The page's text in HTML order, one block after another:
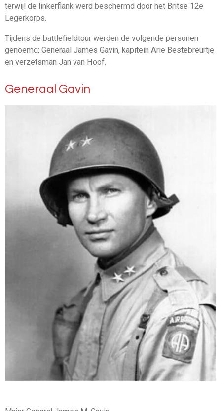
terwijl de linkerflank werd beschermd door het Britse 12e
Legerkorps.
Tijdens de battlefieldtour werden de volgende personen
genoemd: Generaal James Gavin, kapitein Arie Bestebreurtje
en verzetsman Jan van Hoof.
Generaal Gavin